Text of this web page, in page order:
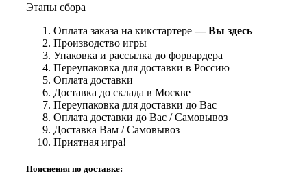
Этапы сбора
Оплата заказа на кикстартере— Вы здесь
Производство игры
Упаковка и рассылка до форвардера
Переупаковка для доставки в Россию
Оплата доставки
Доставка до склада в Москве
Переупаковка для доставки до Вас
Оплата доставки до Вас / Самовывоз
Доставка Вам / Самовывоз
Приятная игра!
Пояснения по доставке: